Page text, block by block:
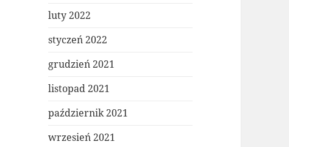
luty 2022
styczeń 2022
grudzień 2021
listopad 2021
październik 2021
wrzesień 2021